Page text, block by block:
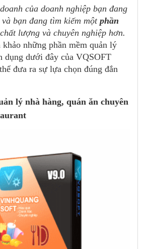
của doanh nghiệp bạn đang
bạn đang tìm kiếm mộtphần
chất lượng và chuyên nghiệp hơn.
khảo những phần mềm quản lý
dụng dưới đây của VQSOFT
đưa ra sự lựa chọn đúng đắn
lý nhà hàng, quán ăn chuyên